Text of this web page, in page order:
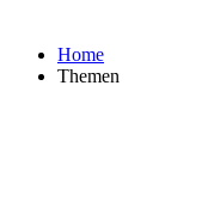
Home
Themen